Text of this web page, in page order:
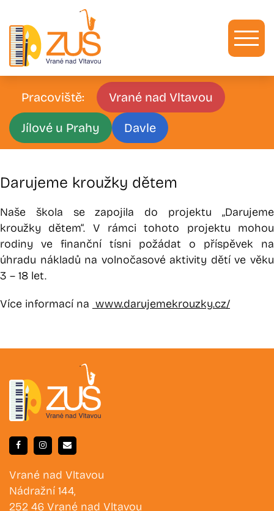
Inhalt
springen
Pracoviště: Vrané nad Vltavou
Jílové u Prahy Davle
Darujeme kroužky dětem
Naše škola se zapojila do projektu „Darujeme
kroužky dětem“. V rámci tohoto projektu mohou
rodiny ve finanční tísni požádat o příspěvek na
úhradu nákladů na volnočasové aktivity dětí ve věku
3 – 18 let.
Více informací na www.darujemekrouzky.cz/
Vrané nad Vltavou
Nádražní 144,
252 46 Vrané nad Vltavou